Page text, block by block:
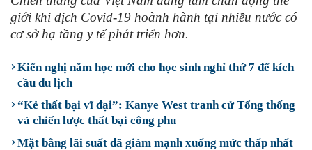
giới khi dịch Covid-19 hoành hành tại nhiều nước có
cơ sở hạ tầng y tế phát triển hơn.
Kiến nghị năm học mới cho học sinh nghỉ thứ 7 để kích
cầu du lịch
“Kẻ thất bại vĩ đại”: Kanye West tranh cử Tổng thống
và chiến lược thất bại công phu
Mặt bằng lãi suất đã giảm mạnh xuống mức thấp nhất